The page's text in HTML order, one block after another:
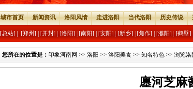
城市首页 新闻资讯 洛阳风情 走进洛阳 当代洛阳 历史传说
[总站] [郑州] [开封] [洛阳] [南阳] [安阳] [新乡] [焦作] [濮阳] [鹤壁]
您所在的位置是： 印象河南网 >> 洛阳 >> 洛阳美食 >> 知名特色 >> 浏览洛
廛河芝麻